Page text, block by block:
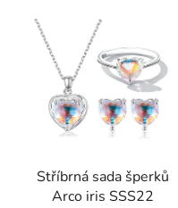
Stříbrná sada šperků
Arco iris SSS22